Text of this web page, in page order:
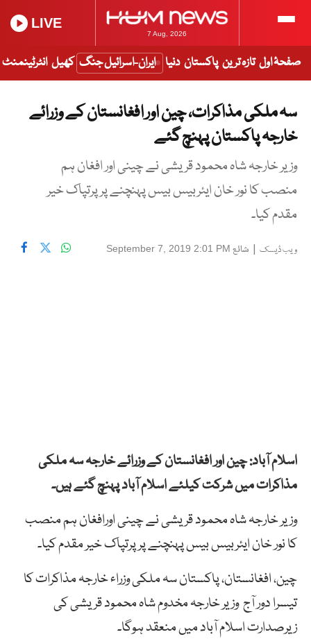
7 Aug, 2026
LIVE
صفحۂ اول تازہ ترین پاکستان دنیا ایران-اسرائیل جنگ کھیل انٹرٹینمنٹ
سہ ملکی مذاکرات، چین اور افغانستان کے وزرائے
خارجہ پاکستان پہنچ گئے
وزیر خارجہ شاہ محمود قریشی نے چینی اور افغان ہم
منصب کا نور خان ایئربیس بیس پہنچنے پر پرتپاک خیر
مقدم کیا۔
ویب ڈیسک | شائع September 7, 2019 2:01 PM
اسلام آباد: چین اور افغانستان کے وزرائے خارجہ سہ ملکی
مذاکرات میں شرکت کیلئے اسلام آباد پہنچ گئے ہیں۔
وزیر خارجہ شاہ محمود قریشی نے چینی اورافغان ہم منصب
کا نور خان ایئربیس بیس پہنچنے پر پرتپاک خیر مقدم کیا۔
چین، افغانستان، پاکستان سہ ملکی وزراء خارجہ مذاکرات کا
تیسرا دور آج وزیر خارجہ مخدوم شاہ محمود قریشی کی
زیرصدارت اسلام آباد میں منعقد ہوگا۔